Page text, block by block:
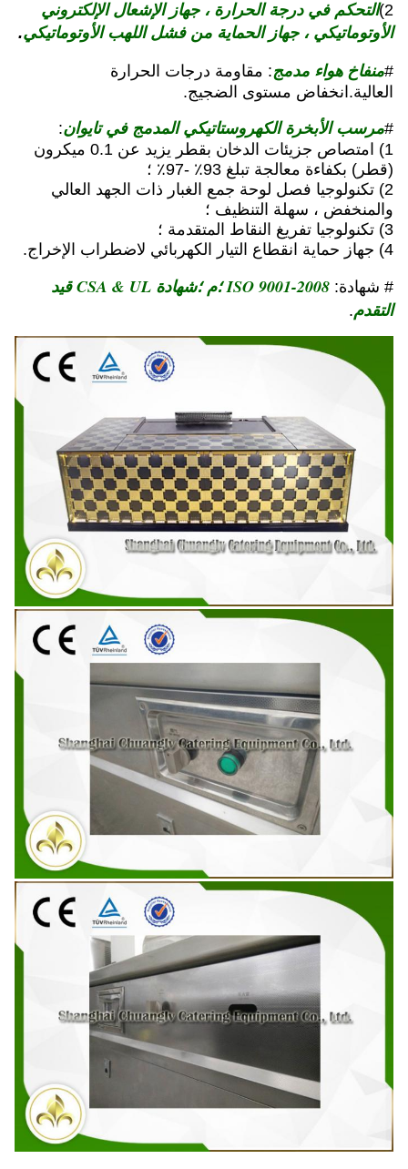
2) التحكم في درجة الحرارة ، جهاز الإشعال الإلكتروني
الأوتوماتيكي ، جهاز الحماية من فشل اللهب الأوتوماتيكي.
#منفاخ هواء مدمج: مقاومة درجات الحرارة
العالية.انخفاض مستوى الضجيج.
#مرسب الأبخرة الكهروستاتيكي المدمج في تايوان:
1) امتصاص جزيئات الدخان بقطر يزيد عن 0.1 ميكرون
(قطر) بكفاءة معالجة تبلغ 93٪ -97٪ ؛
2) تكنولوجيا فصل لوحة جمع الغبار ذات الجهد العالي
والمنخفض ، سهلة التنظيف ؛
3) تكنولوجيا تفريغ النقاط المتقدمة ؛
4) جهاز حماية انقطاع التيار الكهربائي لاضطراب الإخراج.
# شهادة:
ISO 9001-2008 ؛م ؛شهادة CSA & UL قيد
التقدم.